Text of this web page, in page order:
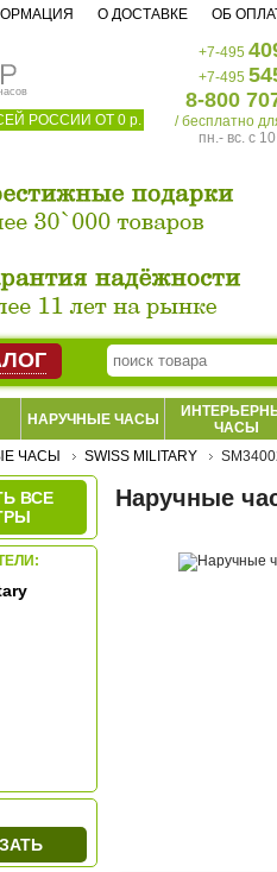
РОССИИ ОТ 0 р.
+7-495
+7-495
8-800
/ бесплатно
пн.- вс. c
О ДОСТАВКЕ ОБ
НАРУЧНЫЕ ЧАСЫ
ЧАСЫ
ЧАСЫ SWISS MILITARY
ВСЕ
Наручные